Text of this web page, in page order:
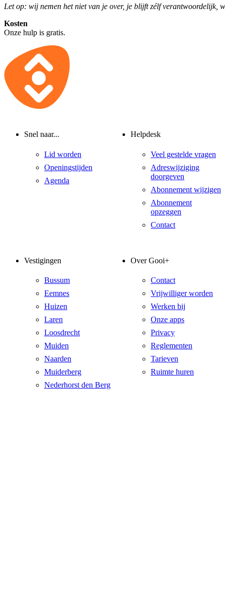
Let op: wij nemen het niet van je over, je blijft zélf verantwoordelijk,
Kosten
Onze hulp is gratis.
Snel naar...
Lid worden
Openingstijden
Agenda
Helpdesk
Veel gestelde vragen
Adreswijziging
doorgeven
Abonnement wijzigen
Abonnement
opzeggen
Contact
Vestigingen
Bussum
Eemnes
Huizen
Laren
Loosdrecht
Muiden
Naarden
Muiderberg
Nederhorst den Berg
Over Gooi+
Contact
Vrijwilliger worden
Werken bij
Onze apps
Privacy
Reglementen
Tarieven
Ruimte huren